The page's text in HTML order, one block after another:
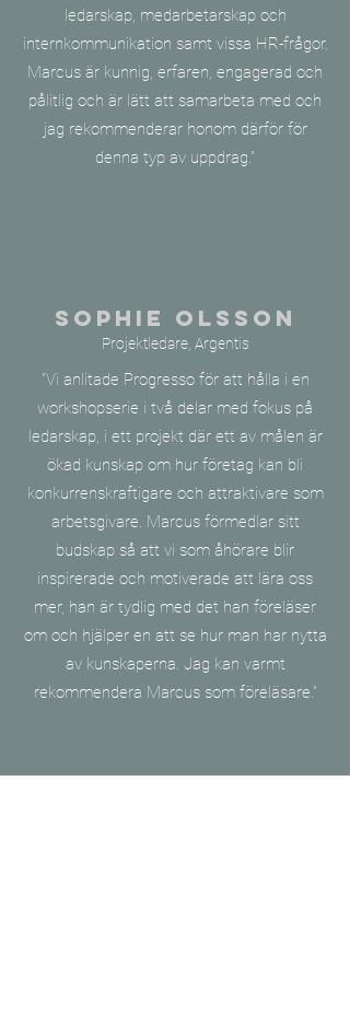
ledarskap, medarbetarskap och
internkommunikation samt vissa HR-frågor.
Marcus är kunnig, erfaren, engagerad och
pålitlig och är lätt att samarbeta med och
jag rekommenderar honom därför för
denna typ av uppdrag."
Sophie OLSSON
Projektledare, Argentis
”Vi anlitade Progresso för att hålla i en
workshopserie i två delar med fokus på
ledarskap, i ett projekt där ett av målen är
ökad kunskap om hur företag kan bli
konkurrenskraftigare och attraktivare som
arbetsgivare. Marcus förmedlar sitt
budskap så att vi som åhörare blir
inspirerade och motiverade att lära oss
mer, han är tydlig med det han föreläser
om och hjälper en att se hur man har nytta
av kunskaperna. Jag kan varmt
rekommendera Marcus som föreläsare.”